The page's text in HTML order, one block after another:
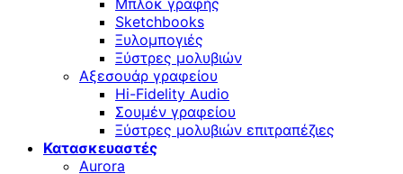
Sketchbooks
Ξυλομπογιές
Ξύστρες μολυβιών
Αξεσουάρ γραφείου
Hi-Fidelity Audio
Σουμέν γραφείου
Ξύστρες μολυβιών επιτραπέζιες
Κατασκευαστές
Aurora